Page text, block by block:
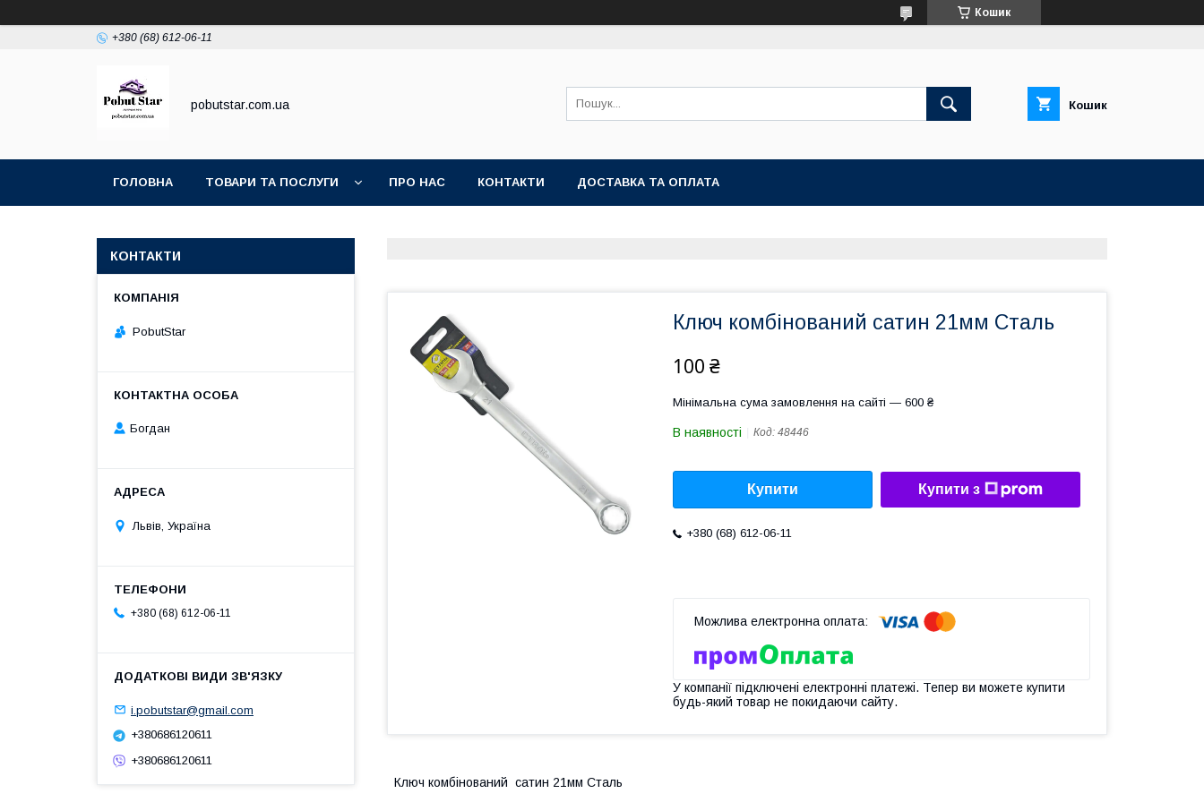
Кошик
+380 (68) 612-06-11
pobutstar.com.ua Кошик
ГОЛОВНА ТОВАРИ ТА ПОСЛУГИ ПРО НАС КОНТАКТИ ДОСТАВКА ТА ОПЛАТА
Ключ комбінований сатин 21мм Сталь
100 ₴
Мінімальна сума замовлення на сайті — 600 ₴
В наявності Код: 48446
Купити Купити з
+380 (68) 612-06-11
У компанії підключені електронні платежі. Тепер ви можете купити
будь-який товар не покидаючи сайту.
Ключ комбінований сатин 21мм Сталь
КОНТАКТИ
PobutStar
Богдан
Львів, Україна
+380 (68) 612-06-11
i.pobutstar@gmail.com
+380686120611
+380686120611